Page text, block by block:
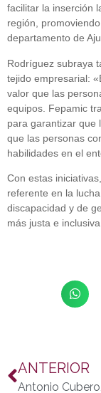
facilitar la inserción
región,
departamento de
Rodríguez subraya
tejido empresarial:
valor que las
equipos. Fepamic
para garantizar que
que las personas
habilidades en el
Con estas
referente en la
discapacidad y de
más justa e inclusiva.
ANTERIOR